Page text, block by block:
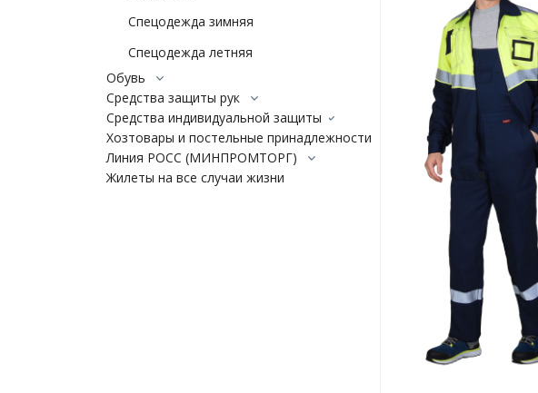
Спецодежда зимняя
Спецодежда летняя
Обувь
Средства защиты рук
Средства индивидуальной защиты
Хозтовары и постельные принадлежности
Линия РОСС (МИНПРОМТОРГ)
Жилеты на все случаи жизни